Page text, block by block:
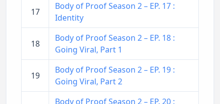
17
Body of Proof Season 2 – EP. 17 :
Identity
18
Body of Proof Season 2 – EP. 18 :
Going Viral, Part 1
19
Body of Proof Season 2 – EP. 19 :
Going Viral, Part 2
Body of Proof Season 2 – EP. 20 :